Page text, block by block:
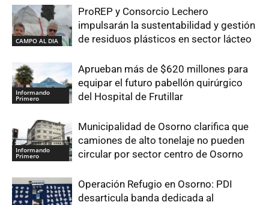
CAMPO AL DIA
ProREP y Consorcio Lechero
impulsarán la sustentabilidad y gestión
de residuos plásticos en sector lácteo
Informando
Primero
Aprueban más de $620 millones para
equipar el futuro pabellón quirúrgico
del Hospital de Frutillar
Informando
Primero
Municipalidad de Osorno clarifica que
camiones de alto tonelaje no pueden
circular por sector centro de Osorno
Operación Refugio en Osorno: PDI
desarticula banda dedicada al